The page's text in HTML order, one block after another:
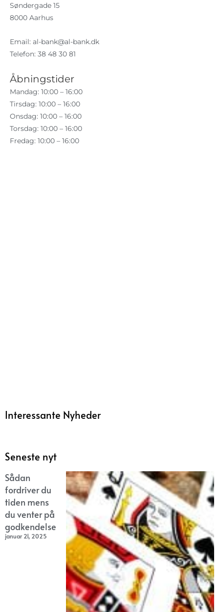
Søndergade 15
8000 Aarhus
Email: al-bank@al-bank.dk
Telefon: 38 48 30 81
Åbningstider
Mandag: 10:00 – 16:00
Tirsdag: 10:00 – 16:00
Onsdag: 10:00 – 16:00
Torsdag: 10:00 – 16:00
Fredag: 10:00 – 16:00
Interessante Nyheder
Seneste nyt
Sådan
fordriver du
tiden mens
du venter på
godkendelse
januar 21, 2025